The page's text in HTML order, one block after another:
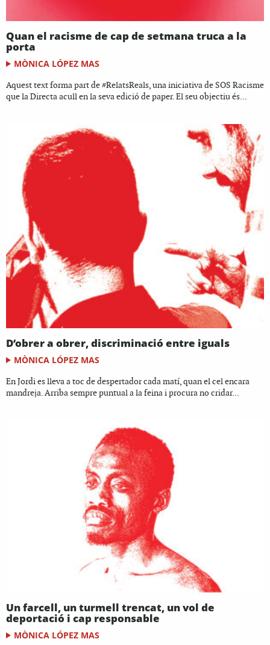
Quan el racisme de cap de setmana truca a la
porta
MÒNICA LÓPEZ MAS
Aquest text forma part de #RelatsReals, una iniciativa de SOS Racisme
que la Directa acull en la seva edició de paper. El seu objectiu és...
D’obrer a obrer, discriminació entre iguals
MÒNICA LÓPEZ MAS
En Jordi es lleva a toc de despertador cada matí, quan el cel encara
mandreja. Arriba sempre puntual a la feina i procura no cridar...
Un farcell, un turmell trencat, un vol de
deportació i cap responsable
MÒNICA LÓPEZ MAS